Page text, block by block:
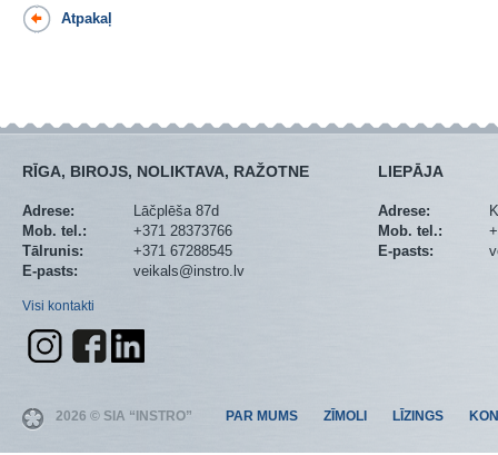
Atpakaļ
RĪGA, BIROJS, NOLIKTAVA, RAŽOTNE
Adrese:
Lāčplēša 87d
Mob. tel.:
+371 28373766
Tālrunis:
+371 67288545
E-pasts:
veikals@instro.lv
Visi kontakti
LIEPĀJA
Adrese:
Mob. tel.:
E-pasts:
2026 © SIA “INSTRO” PAR MUMS ZĪMOLI LĪZINGS